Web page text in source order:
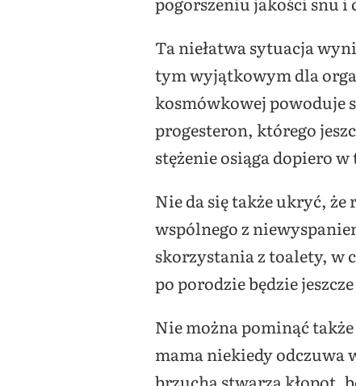
Ta niełatwa sytuacja
tym wyjątkowym dla
kosmówkowej powoduje
progesteron, którego
stężenie osiąga dopiero
Nie da się także ukryć, że
wspólnego z
skorzystania z toalety, w
po porodzie będzie
Nie można pominąć
mama niekiedy